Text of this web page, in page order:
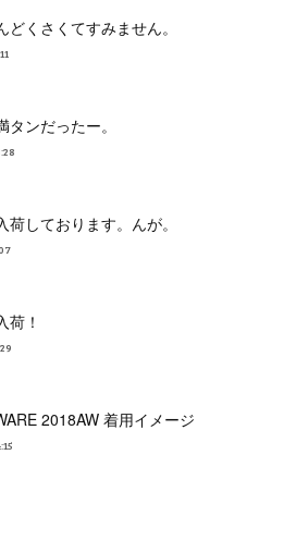
どくさくてすみません。
タンだったー。
荷しております。んが。
荷！
2018AW 着用イメージ